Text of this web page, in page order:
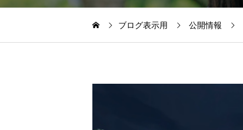
ブログ表示用 公開情報